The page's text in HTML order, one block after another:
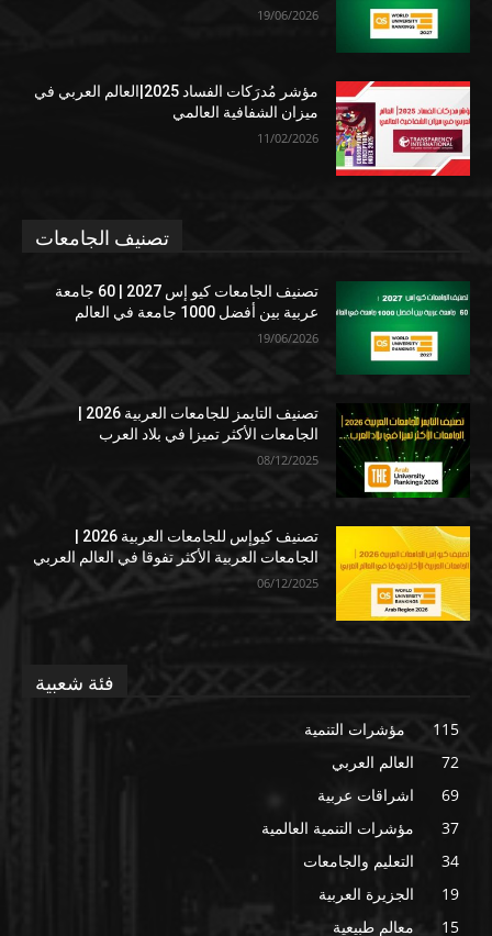
19/06/2026
مؤشر مُدرَكات الفساد 2025|العالم العربي في
ميزان الشفافية العالمي
11/02/2026
تصنيف الجامعات
تصنيف الجامعات كيو إس 2027 | 60 جامعة
عربية بين أفضل 1000 جامعة في العالم
19/06/2026
الجامعات الأكثر تميزا في بلاد العرب
08/12/2025
الجامعات العربية الأكثر تفوقا في العالم العربي
06/12/2025
فئة شعبية
مؤشرات التنمية
115
العالم العربي
72
اشراقات عربية
69
مؤشرات التنمية العالمية
37
التعليم والجامعات
34
الجزيرة العربية
19
معالم طبيعية
15